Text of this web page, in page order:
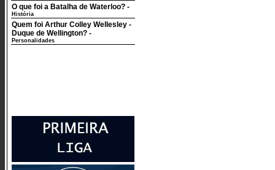
O que foi a Batalha de Waterloo? -
História
Quem foi Arthur Colley Wellesley -
Duque de Wellington? -
Personalidades